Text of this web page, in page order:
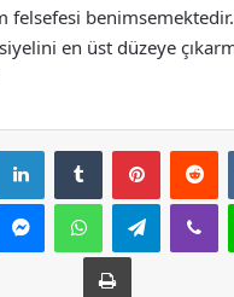
felsefesi
en üst düzeye
LinkedInTumblr Pinterest
MessengerWhatsAppTelegram
Yazdır